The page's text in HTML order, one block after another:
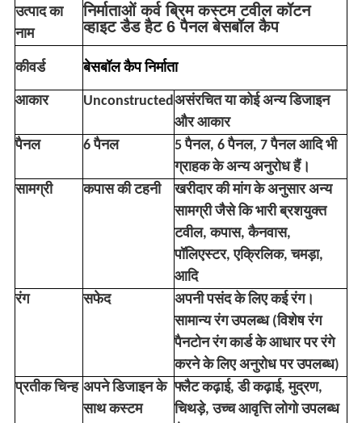
उत्पाद का
नाम
निर्माताओं कर्व ब्रिम कस्टम टवील कॉटन
व्हाइट डैड हैट 6 पैनल बेसबॉल कैप
कीवर्ड बेसबॉल कैप निर्माता
आकार Unconstructedअसंरचित या कोई अन्य डिजाइन
और आकार
पैनल
6 पैनल
5 पैनल, 6 पैनल, 7 पैनल आदि भी
ग्राहक के अन्य अनुरोध हैं।
सामग्री
कपास की टहनी
खरीदार की मांग के अनुसार अन्य
सामग्री जैसे कि भारी ब्रशयुक्त
टवील, कपास, कैनवास,
पॉलिएस्टर, एक्रिलिक, चमड़ा,
आदि
रंग
सफेद
अपनी पसंद के लिए कई रंग।
सामान्य रंग उपलब्ध (विशेष रंग
पैनटोन रंग कार्ड के आधार पर रंगे
करने के लिए अनुरोध पर उपलब्ध)
प्रतीक चिन्ह अपने डिजाइन के
साथ कस्टम
फ्लैट कढ़ाई, डी कढ़ाई, मुद्रण,
चिथड़े, उच्च आवृत्ति लोगो उपलब्ध